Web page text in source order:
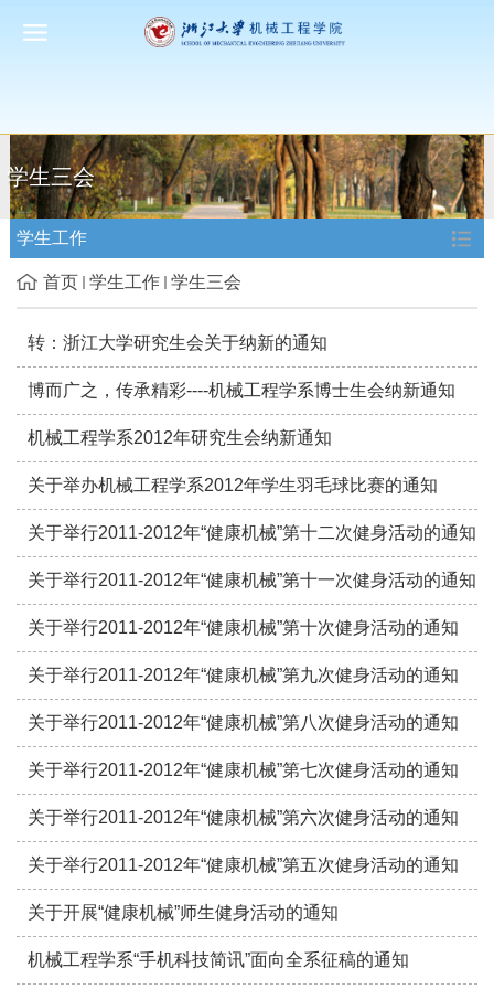
学生三会
学生工作
首页 学生工作 学生三会
转：浙江大学研究生会关于纳新的通知
博而广之，传承精彩----机械工程学系博士生会纳新通知
机械工程学系2012年研究生会纳新通知
关于举办机械工程学系2012年学生羽毛球比赛的通知
关于举行2011-2012年“健康机械”第十二次健身活动的通知
关于举行2011-2012年“健康机械”第十一次健身活动的通知
关于举行2011-2012年“健康机械”第十次健身活动的通知
关于举行2011-2012年“健康机械”第九次健身活动的通知
关于举行2011-2012年“健康机械”第八次健身活动的通知
关于举行2011-2012年“健康机械”第七次健身活动的通知
关于举行2011-2012年“健康机械”第六次健身活动的通知
关于举行2011-2012年“健康机械”第五次健身活动的通知
关于开展“健康机械”师生健身活动的通知
机械工程学系“手机科技简讯”面向全系征稿的通知